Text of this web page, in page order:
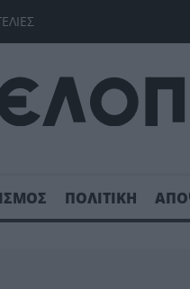
ΠΟΛΙΤΙΚΗ